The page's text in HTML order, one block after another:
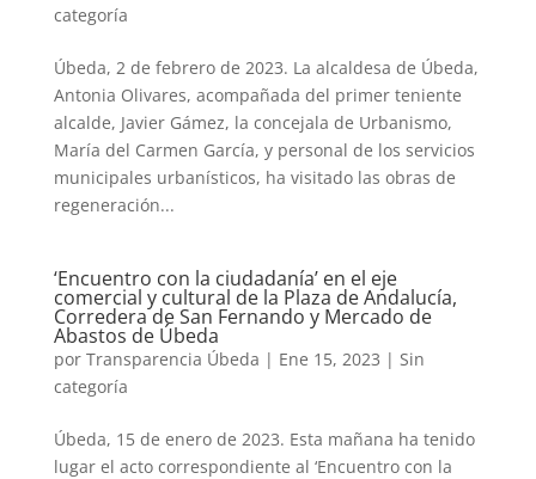
categoría
Úbeda, 2 de febrero de 2023. La alcaldesa de Úbeda,
Antonia Olivares, acompañada del primer teniente
alcalde, Javier Gámez, la concejala de Urbanismo,
María del Carmen García, y personal de los servicios
municipales urbanísticos, ha visitado las obras de
regeneración...
‘Encuentro con la ciudadanía’ en el eje
comercial y cultural de la Plaza de Andalucía,
Corredera de San Fernando y Mercado de
Abastos de Úbeda
por Transparencia Úbeda | Ene 15, 2023 | Sin
categoría
Úbeda, 15 de enero de 2023. Esta mañana ha tenido
lugar el acto correspondiente al ‘Encuentro con la